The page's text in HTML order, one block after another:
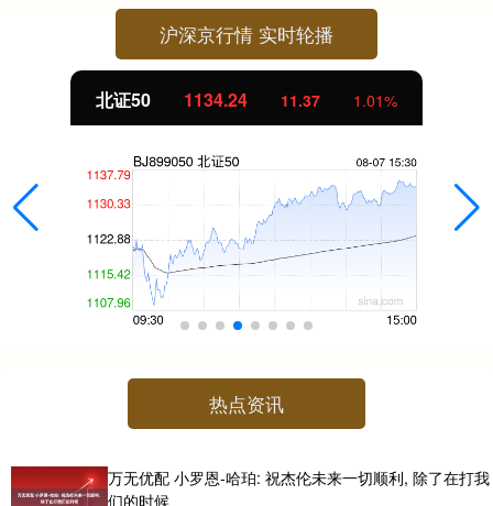
沪深京行情 实时轮播
北证50 1134.24 11.37 1.01%
热点资讯
万无优配 小罗恩-哈珀: 祝杰伦未来一切顺利, 除了在打我
们的时候